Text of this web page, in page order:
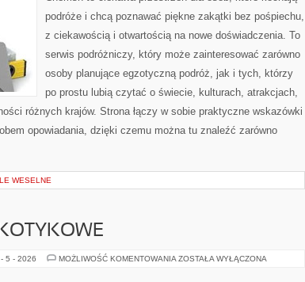
podróże i chcą poznawać piękne zakątki bez pośpiechu,
z ciekawością i otwartością na nowe doświadczenia. To
serwis podróżniczy, który może zainteresować zarówno
osoby planujące egzotyczną podróż, jak i tych, którzy
po prostu lubią czytać o świecie, kulturach, atrakcjach,
różnych krajów. Strona łączy w sobie praktyczne wskazówki
opowiadania, dzięki czemu można tu znaleźć zarówno
WESELNE
5 - 2026 MOŻLIWOŚĆ KOMENTOWANIA KARTELE
ZOSTAŁA WYŁĄCZONA